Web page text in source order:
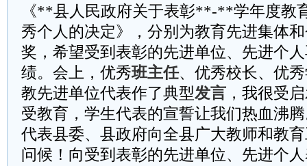
《**县人民政府关于表彰**-**学年度教
秀个人的决定》，分别为教育先进集体
奖，希望受到表彰的先进单位、先进个
绩。会上，优秀班主任、优秀校长、优
教先进单位代表作了典型发言 ，我很受
受教育，学生代表的宣誓让我们热血沸
代表县委、县政府向全县广大教师和教
问候！向受到表彰的先进单位、先进个